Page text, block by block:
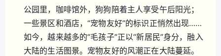
公园里，咖啡馆外，狗狗陪着主人享受午后阳光；
一些景区和酒店，“宠物友好”的标识正悄然出现……
如今，越来越多的“毛孩子”正以“新居民”身分，融入
大陆的生活图景。宠物友好的风潮正在大陆蔓延。